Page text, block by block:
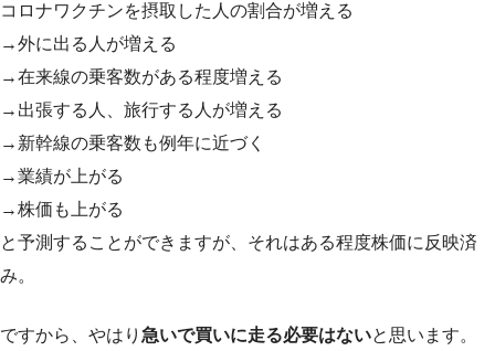
コロナワクチンを摂取した人の割合が増える
→外に出る人が増える
→在来線の乗客数がある程度増える
→出張する人、旅行する人が増える
→新幹線の乗客数も例年に近づく
→業績が上がる
→株価も上がる
と予測することができますが、それはある程度株価に反映済
み。
ですから、やはり 急いで買いに走る必要はないと思います。